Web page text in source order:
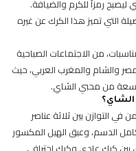
رمزاً للكرم والضيافة.
التي تميز هذا الكرك عن غيره
من الاجتماعات الصباحية
والشام والمغرب العربي، حيث
من محبي الشاي.
الشاي؟
التوازن بين ثلاثة عناصر
الدسم، وعبق الهيل المكسور